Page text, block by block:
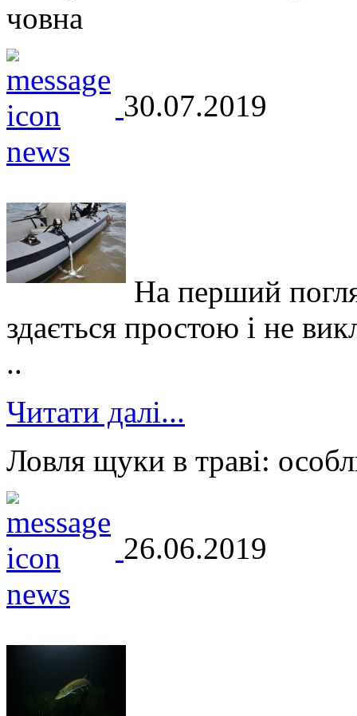
човна
30.07.2019
На перший
здається простою і не
..
Читати далі...
Ловля щуки в траві:
26.06.2019